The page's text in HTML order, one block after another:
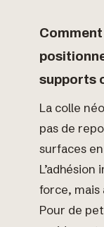
supports
La colle
pas de
surfaces
force, mais
Pour de